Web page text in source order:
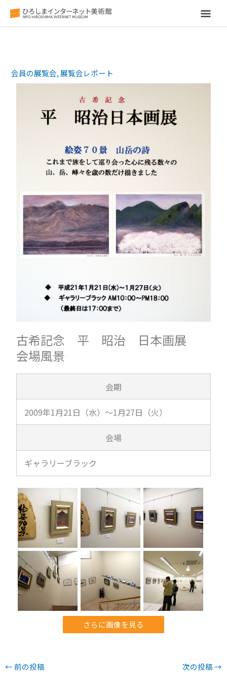
メ
メ
会員の展覧会,展覧会レポート
古希記念 平 昭治 日本画展
会場風景
会期
2009年1月21日（水）～1月27日（火）
会場
ギャラリーブラック
さらに画像を見る
← 前の投稿 次の投稿→